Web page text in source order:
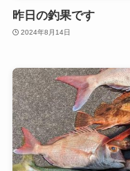
昨日の釣果です
2024年8月14日